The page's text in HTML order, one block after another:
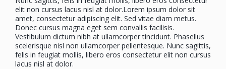
elit non cursus lacus nisl at dolor.Lorem ipsum dolor sit
amet, consectetur adipiscing elit. Sed vitae diam metus.
Donec cursus magna eget sem convallis facilisis.
Vestibulum dictum nibh at ullamcorper tincidunt. Phasellus
scelerisque nisl non ullamcorper pellentesque. Nunc sagittis,
felis in feugiat mollis, libero eros consectetur elit non cursus
lacus nisl at dolor.